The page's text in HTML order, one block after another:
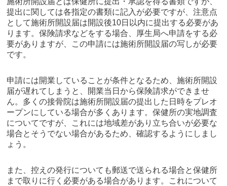
提出に関しては各指定の書類に記入が必要ですが、注意点
として施術所開設届は開設後10日以内に提出する必要があ
ります。保険請求などをする場合、厚生局へ申請をする必
要がありますが、この申請には施術所開設届の写しが必要
です。
申請には開業していることが条件となるため、施術所開設
届が遅れてしまうと、開業当日から保険請求ができませ
ん。多くの接骨院は施術所開設届の提出した日時をプレオ
ープンにしている場合が多くあります。保健所の実地調査
についてですが、これには地域差があり立ち合いが必要な
場合とそうでない場合があるため、確認するようにしまし
ょう。
また、控えの発行についても郵送で送られる場合と保健所
まで取りに行く必要がある場合があります。これについて